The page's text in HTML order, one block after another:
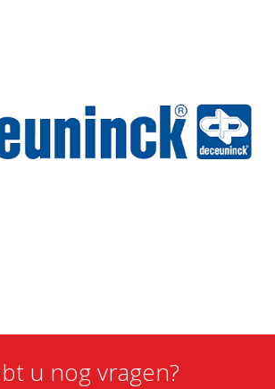
Wilms
u nog vragen?